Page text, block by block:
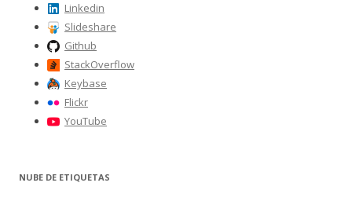
Linkedin
Slideshare
Github
StackOverflow
Keybase
Flickr
YouTube
NUBE DE ETIQUETAS